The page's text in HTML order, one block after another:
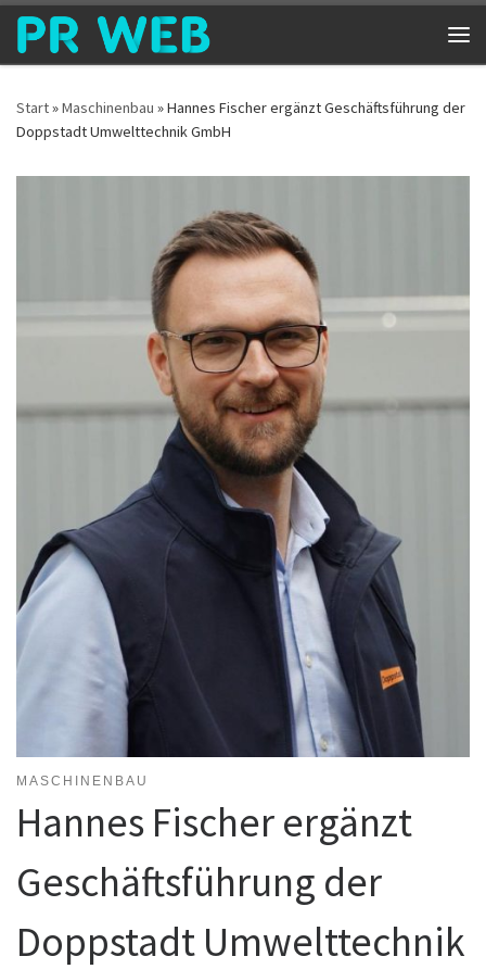
Zum Inhalt springen
Start»Maschinenbau »Hannes Fischer ergänzt Geschäftsführung der
Doppstadt Umwelttechnik GmbH
MASCHINENBAU
Hannes Fischer ergänzt
Geschäftsführung der
Doppstadt Umwelttechnik